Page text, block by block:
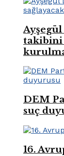
takibini
DEM
suç
16.